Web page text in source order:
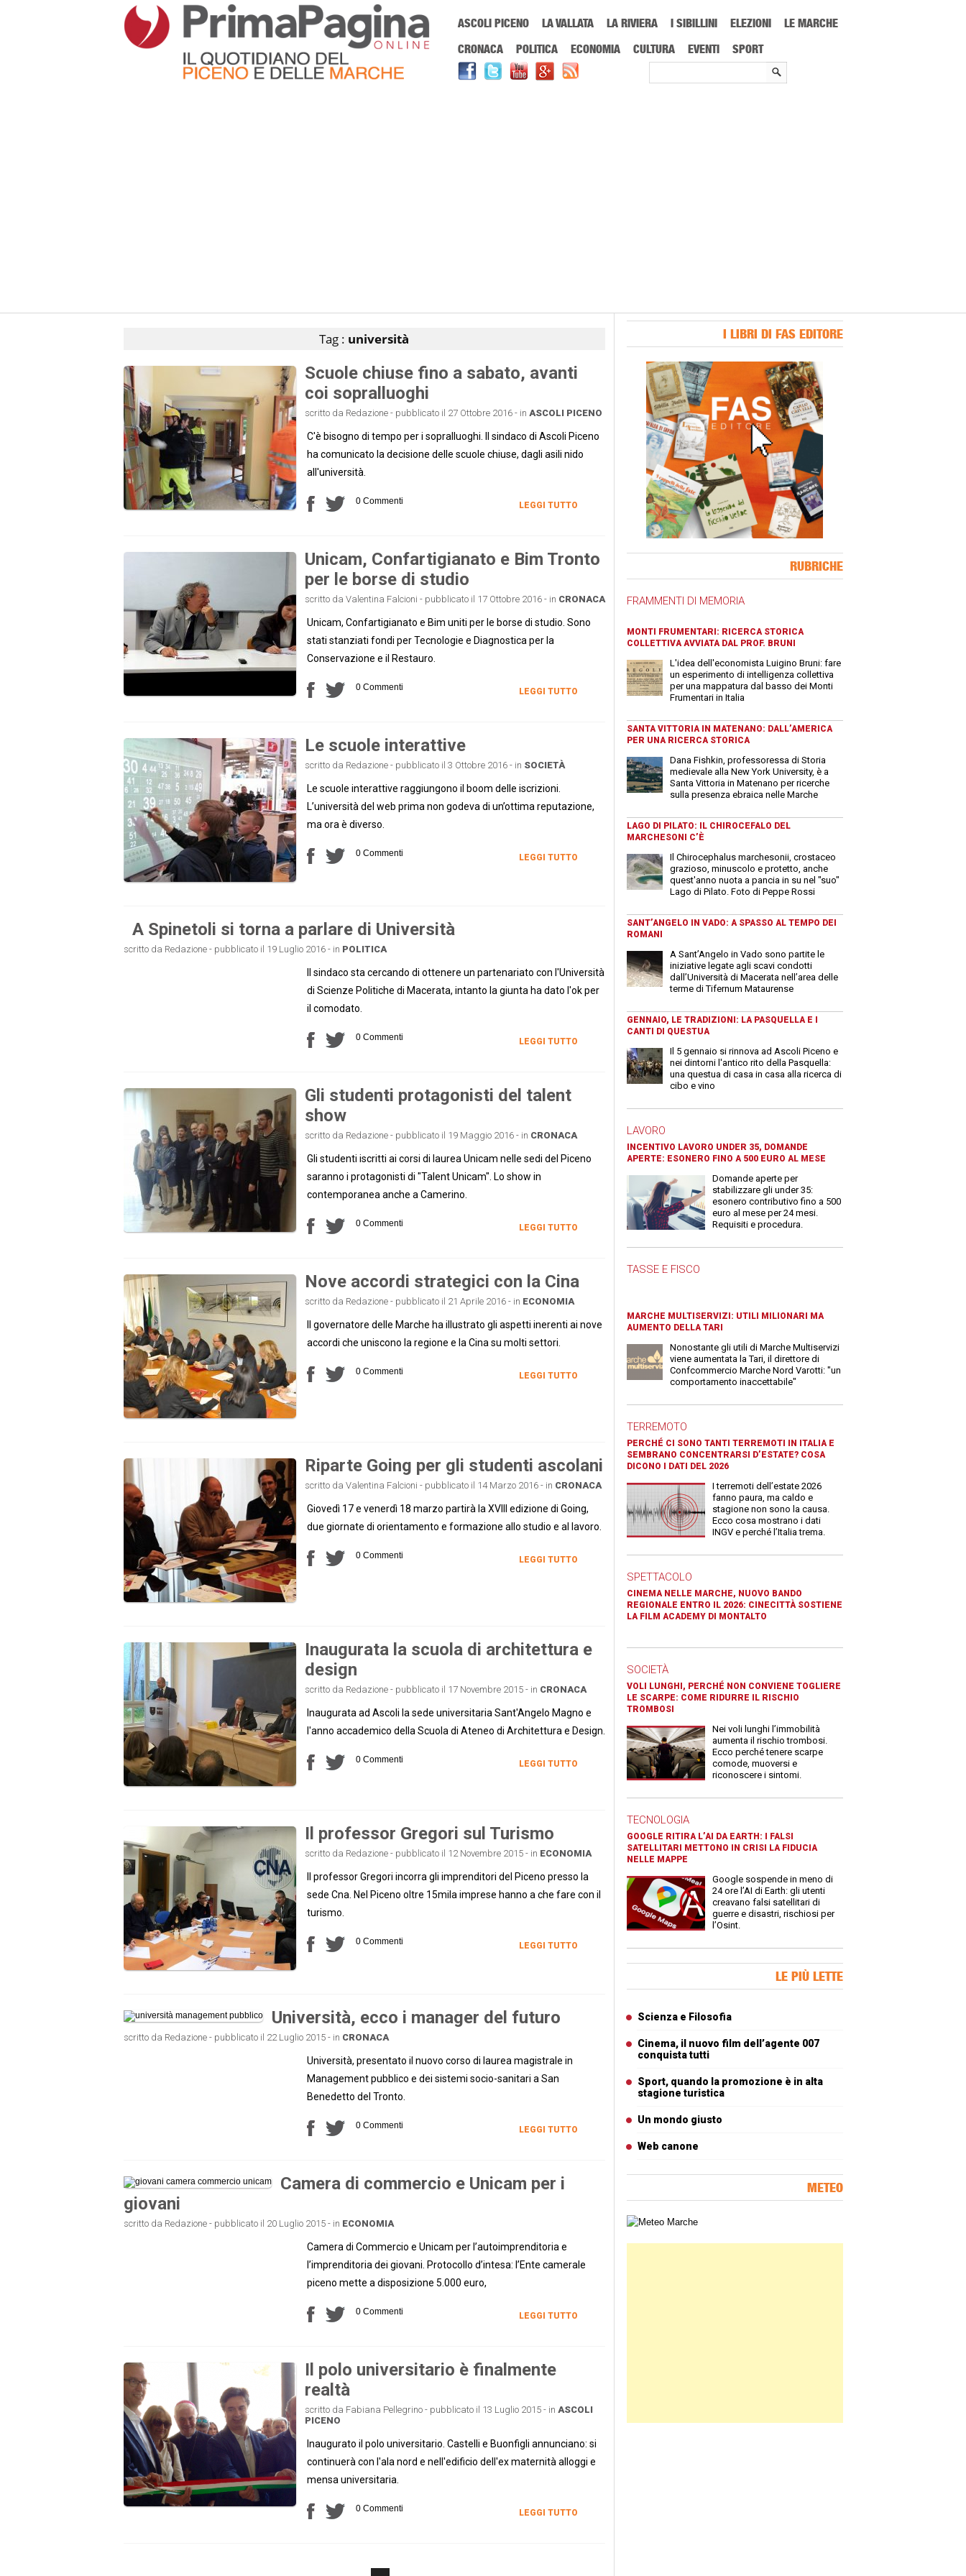
ASCOLI PICENO LA VALLATA LA RIVIERA I SIBILLINI ELEZIONI
LE MARCHE
CRONACA
POLITICA ECONOMIA CULTURA EVENTI SPORT
Tag : università
Scuole chiuse fino a sabato, avanti
coi sopralluoghi
scritto da Redazione - pubblicato il 27 Ottobre 2016 - in ASCOLI PICENO
C'è bisogno di tempo per i sopralluoghi. Il sindaco di Ascoli Piceno
ha comunicato la decisione delle scuole chiuse, dagli asili nido
all'università.
0 Commenti LEGGI TUTTO
Unicam, Confartigianato e Bim Tronto
per le borse di studio
scritto da Valentina Falcioni - pubblicato il 17 Ottobre 2016 - in CRONACA
Unicam, Confartigianato e Bim uniti per le borse di studio. Sono
stati stanziati fondi per Tecnologie e Diagnostica per la
Conservazione e il Restauro.
0 Commenti LEGGI TUTTO
Le scuole interattive
scritto da Redazione - pubblicato il 3 Ottobre 2016 - in SOCIETÀ
Le scuole interattive raggiungono il boom delle iscrizioni.
L’università del web prima non godeva di un’ottima reputazione,
ma ora è diverso.
0 Commenti LEGGI TUTTO
A Spinetoli si torna a parlare di Università
scritto da Redazione - pubblicato il 19 Luglio 2016 - in POLITICA
Il sindaco sta cercando di ottenere un partenariato con l'Università
di Scienze Politiche di Macerata, intanto la giunta ha dato l'ok per
il comodato.
0 Commenti LEGGI TUTTO
Gli studenti protagonisti del talent
show
scritto da Redazione - pubblicato il 19 Maggio 2016 - in CRONACA
Gli studenti iscritti ai corsi di laurea Unicam nelle sedi del Piceno
saranno i protagonisti di "Talent Unicam". Lo show in
contemporanea anche a Camerino.
0 Commenti LEGGI TUTTO
Nove accordi strategici con la Cina
scritto da Redazione - pubblicato il 21 Aprile 2016 - in ECONOMIA
Il governatore delle Marche ha illustrato gli aspetti inerenti ai nove
accordi che uniscono la regione e la Cina su molti settori.
0 Commenti LEGGI TUTTO
Riparte Going per gli studenti ascolani
scritto da Valentina Falcioni - pubblicato il 14 Marzo 2016 - in CRONACA
Giovedì 17 e venerdì 18 marzo partirà la XVIII edizione di Going,
due giornate di orientamento e formazione allo studio e al lavoro.
0 Commenti LEGGI TUTTO
Inaugurata la scuola di architettura e
design
scritto da Redazione - pubblicato il 17 Novembre 2015 - in CRONACA
Inaugurata ad Ascoli la sede universitaria Sant'Angelo Magno e
l'anno accademico della Scuola di Ateneo di Architettura e Design.
0 Commenti LEGGI TUTTO
Il professor Gregori sul Turismo
scritto da Redazione - pubblicato il 12 Novembre 2015 - in ECONOMIA
Il professor Gregori incorra gli imprenditori del Piceno presso la
sede Cna. Nel Piceno oltre 15mila imprese hanno a che fare con il
turismo.
0 Commenti LEGGI TUTTO
Università, ecco i manager del futuro
scritto da Redazione - pubblicato il 22 Luglio 2015 - in CRONACA
Università, presentato il nuovo corso di laurea magistrale in
Management pubblico e dei sistemi socio-sanitari a San
Benedetto del Tronto.
0 Commenti LEGGI TUTTO
Camera di commercio e Unicam per i
giovani
scritto da Redazione - pubblicato il 20 Luglio 2015 - in ECONOMIA
Camera di Commercio e Unicam per l’autoimprenditoria e
l’imprenditoria dei giovani. Protocollo d’intesa: l’Ente camerale
piceno mette a disposizione 5.000 euro,
0 Commenti LEGGI TUTTO
Il polo universitario è finalmente
realtà
scritto da Fabiana Pellegrino - pubblicato il 13 Luglio 2015 - in ASCOLI
PICENO
Inaugurato il polo universitario. Castelli e Buonfigli annunciano: si
continuerà con l'ala nord e nell'edificio dell'ex maternità alloggi e
mensa universitaria.
0 Commenti LEGGI TUTTO
I LIBRI DI FAS EDITORE
RUBRICHE
FRAMMENTI DI MEMORIA
MONTI FRUMENTARI: RICERCA STORICA
COLLETTIVA AVVIATA DAL PROF. BRUNI
L'idea dell'economista Luigino Bruni: fare
un esperimento di intelligenza collettiva
per una mappatura dal basso dei Monti
Frumentari in Italia
SANTA VITTORIA IN MATENANO: DALL’AMERICA
PER UNA RICERCA STORICA
Dana Fishkin, professoressa di Storia
medievale alla New York University, è a
Santa Vittoria in Matenano per ricerche
sulla presenza ebraica nelle Marche
LAGO DI PILATO: IL CHIROCEFALO DEL
MARCHESONI C’È
Il Chirocephalus marchesonii, crostaceo
grazioso, minuscolo e protetto, anche
quest'anno nuota a pancia in su nel "suo"
Lago di Pilato. Foto di Peppe Rossi
SANT’ANGELO IN VADO: A SPASSO AL TEMPO DEI
ROMANI
A Sant’Angelo in Vado sono partite le
iniziative legate agli scavi condotti
dall’Università di Macerata nell’area delle
terme di Tifernum Mataurense
GENNAIO, LE TRADIZIONI: LA PASQUELLA E I
CANTI DI QUESTUA
Il 5 gennaio si rinnova ad Ascoli Piceno e
nei dintorni l'antico rito della Pasquella:
una questua di casa in casa alla ricerca di
cibo e vino
LAVORO
INCENTIVO LAVORO UNDER 35, DOMANDE
APERTE: ESONERO FINO A 500 EURO AL MESE
Domande aperte per
stabilizzare gli under 35:
esonero contributivo fino a 500
euro al mese per 24 mesi.
Requisiti e procedura.
TASSE E FISCO
MARCHE MULTISERVIZI: UTILI MILIONARI MA
AUMENTO DELLA TARI
Nonostante gli utili di Marche Multiservizi
viene aumentata la Tari, il direttore di
Confcommercio Marche Nord Varotti: "un
comportamento inaccettabile"
TERREMOTO
PERCHÉ CI SONO TANTI TERREMOTI IN ITALIA E
SEMBRANO CONCENTRARSI D’ESTATE? COSA
DICONO I DATI DEL 2026
I terremoti dell’estate 2026
fanno paura, ma caldo e
stagione non sono la causa.
Ecco cosa mostrano i dati
INGV e perché l’Italia trema.
SPETTACOLO
CINEMA NELLE MARCHE, NUOVO BANDO
REGIONALE ENTRO IL 2026: CINECITTÀ SOSTIENE
LA FILM ACADEMY DI MONTALTO
SOCIETÀ
VOLI LUNGHI, PERCHÉ NON CONVIENE TOGLIERE
LE SCARPE: COME RIDURRE IL RISCHIO
TROMBOSI
Nei voli lunghi l’immobilità
aumenta il rischio trombosi.
Ecco perché tenere scarpe
comode, muoversi e
riconoscere i sintomi.
TECNOLOGIA
GOOGLE RITIRA L’AI DA EARTH: I FALSI
SATELLITARI METTONO IN CRISI LA FIDUCIA
NELLE MAPPE
Google sospende in meno di
24 ore l’AI di Earth: gli utenti
creavano falsi satellitari di
guerre e disastri, rischiosi per
l’Osint.
LE PIÙ LETTE
Scienza e Filosofia
Cinema, il nuovo film dell’agente 007
conquista tutti
Sport, quando la promozione è in alta
stagione turistica
Un mondo giusto
Web canone
METEO
Carta meteorologica delle Marche